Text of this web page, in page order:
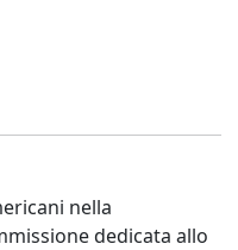
nella
dedicata allo